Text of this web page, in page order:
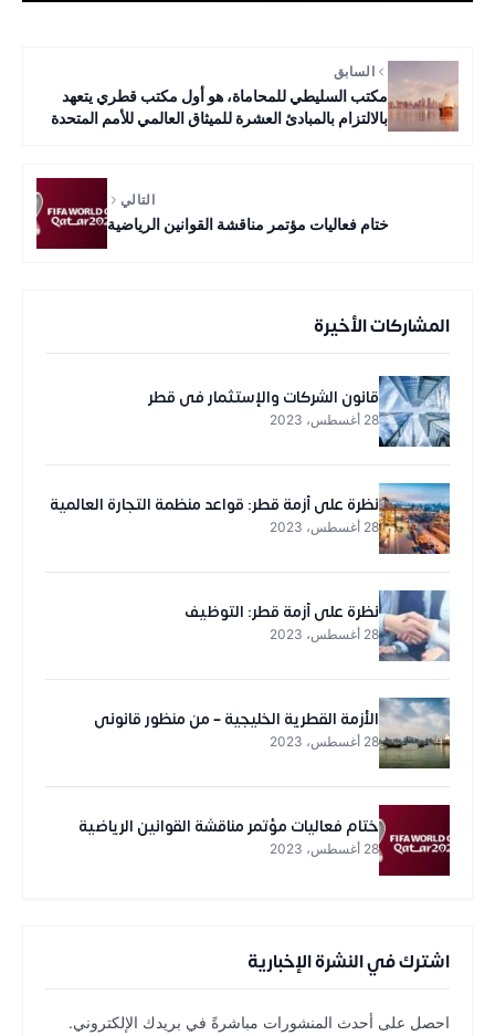
السابق
مكتب السليطي للمحاماة، هو أول مكتب قطري يتعهد
بالالتزام بالمبادئ العشرة للميثاق العالمي للأمم المتحدة
التالي
ختام فعاليات مؤتمر مناقشة القوانين الرياضية
المشاركات الأخيرة
قانون الشركات والإستثمار في قطر
28 أغسطس، 2023
نظرة على أزمة قطر: قواعد منظمة التجارة العالمية
28 أغسطس، 2023
نظرة على أزمة قطر: التوظيف
28 أغسطس، 2023
الأزمة القطرية الخليجية – من منظور قانوني
28 أغسطس، 2023
ختام فعاليات مؤتمر مناقشة القوانين الرياضية
28 أغسطس، 2023
اشترك في النشرة الإخبارية
احصل على أحدث المنشورات مباشرةً في بريدك الإلكتروني.